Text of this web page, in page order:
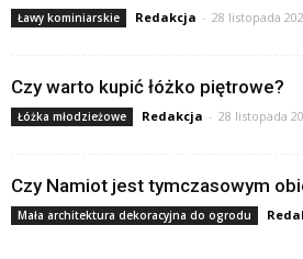
Ławy kominiarskie Redakcja - 28 listopada
Czy warto kupić łóżko piętrowe?
Łóżka młodzieżowe Redakcja - 28 listopada
Czy Namiot jest tymczasowym
Mała architektura dekoracyjna do ogrodu